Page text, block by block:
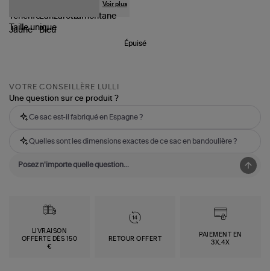
Voir plus
Tailleunique
Épuisé
VOTRE CONSEILLÈRE LULLI
Une question sur ce produit ?
Ce sac est-il fabriqué en Espagne ?
Quelles sont les dimensions exactes de ce sac en bandoulière ?
LIVRAISON
OFFERTE DÈS 150
€
RETOUR OFFERT
PAIEMENT EN
3X,4X